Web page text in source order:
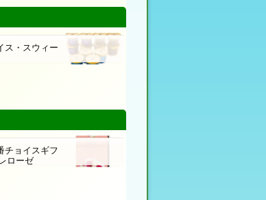
ス・スウィー
チョイスギフ
ローゼ